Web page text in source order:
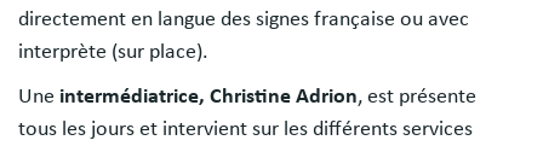
directement en langue des signes française ou avec
interprète (sur place).
Une intermédiatrice, Christine Adrion, est présente
tous les jours et intervient sur les différents services